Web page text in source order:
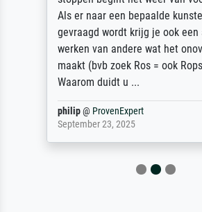
Als er naar een bepaalde
gevraagd wordt krijg je ook een
werken van andere wat het
maakt (bvb zoek Ros = ook
Waarom duidt u ...
philip@ ProvenExpert
September 23, 2025